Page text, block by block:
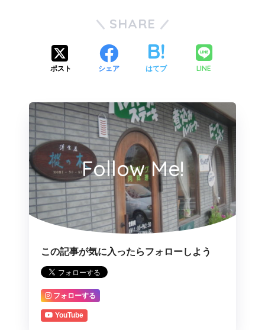
SHARE
ポスト シェア はてブ LINE
Follow Me!
この記事が気に入ったらフォローしよう
フォローする
YouTube